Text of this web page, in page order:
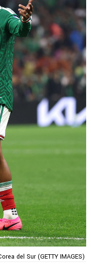
del Sur (GETTY IMAGES)